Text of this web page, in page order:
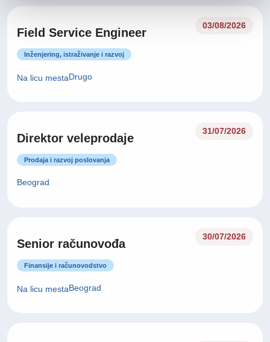
Field Service Engineer
03/08/2026
Inženjering, istraživanje i razvoj
Na licu mestaDrugo
Direktor veleprodaje
31/07/2026
Prodaja i razvoj poslovanja
Beograd
Senior računovođa
30/07/2026
Finansije i računovodstvo
Na licu mestaBeograd